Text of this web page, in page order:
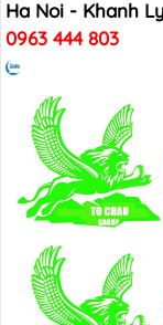
Ha Noi - Khanh
0963 444 803